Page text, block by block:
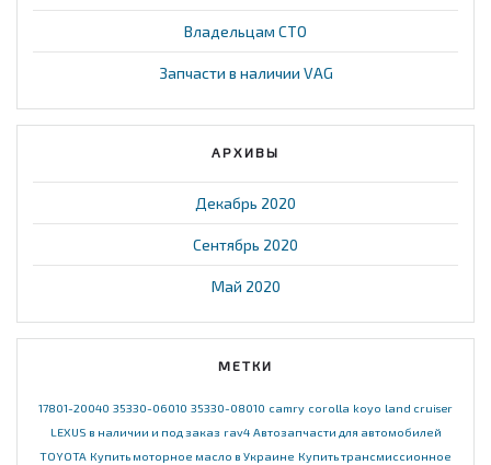
Владельцам СТО
Запчасти в наличии VAG
АРХИВЫ
Декабрь 2020
Сентябрь 2020
Май 2020
МЕТКИ
17801-20040 35330-06010 35330-08010 camry corolla koyo land cruiser
LEXUS в наличии и под заказ rav4 Автозапчасти для автомобилей
TOYOTA Купить моторное масло в Украине Купить трансмиссионное